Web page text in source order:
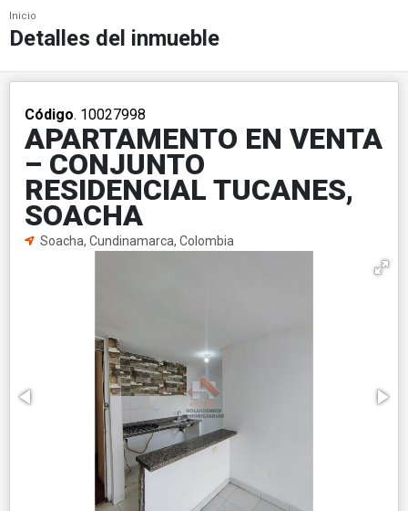
Inicio
Detalles del inmueble
Código. 10027998
APARTAMENTO EN VENTA
– CONJUNTO
RESIDENCIAL TUCANES,
SOACHA
Soacha, Cundinamarca, Colombia